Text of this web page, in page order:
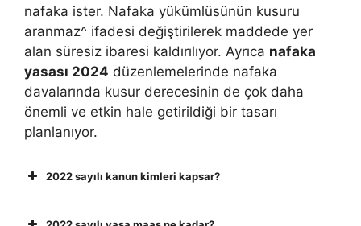
nafaka ister. Nafaka yükümlüsünün kusuru
aranmaz^ ifadesi değiştirilerek maddede yer
alan süresiz ibaresi kaldırılıyor. Ayrıca nafaka
yasası 2024 düzenlemelerinde nafaka
davalarında kusur derecesinin de çok daha
önemli ve etkin hale getirildiği bir tasarı
planlanıyor.
2022 sayılı kanun kimleri kapsar?